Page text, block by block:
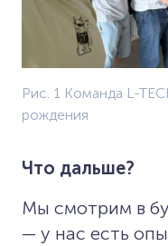
Рис. 1 Команда L-
рождения
Что дальше?
Мы смотрим в
— у нас есть